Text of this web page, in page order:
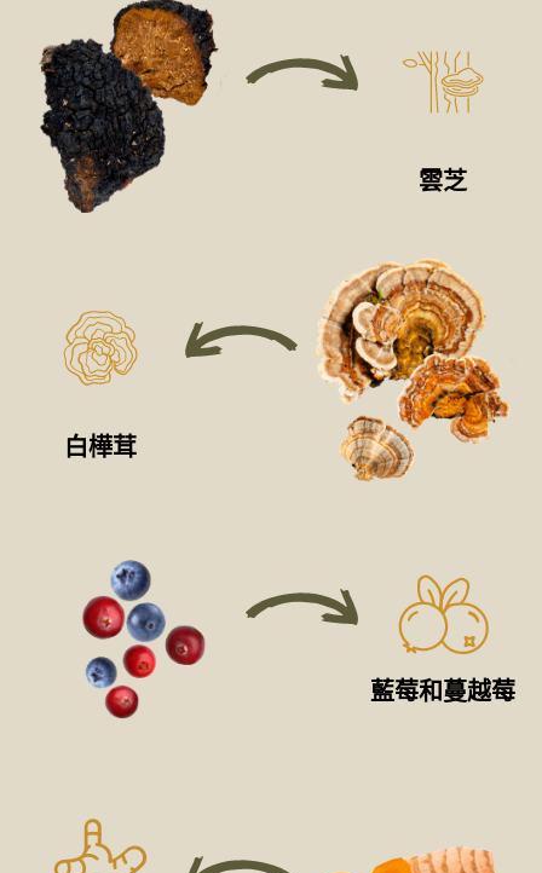
雲芝
白樺茸
藍莓和蔓越莓